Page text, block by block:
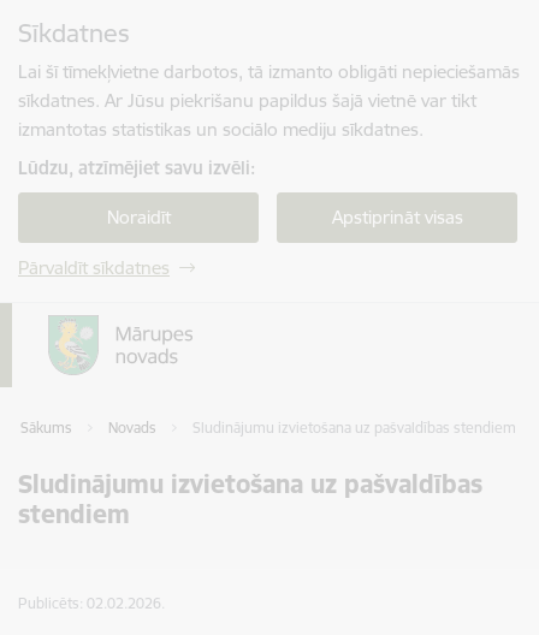
Sīkdatnes
Lai šī tīmekļvietne darbotos, tā izmanto obligāti nepieciešamās
sīkdatnes. Ar Jūsu piekrišanu papildus šajā vietnē var tikt
izmantotas statistikas un sociālo mediju sīkdatnes.
Lūdzu, atzīmējiet savu izvēli:
Noraidīt Apstiprināt visas
Pārvaldīt sīkdatnes
Sākums Novads Sludinājumu izvietošana uz pašvaldības stendiem
Sludinājumu izvietošana uz pašvaldības
stendiem
Publicēts: 02.02.2026.